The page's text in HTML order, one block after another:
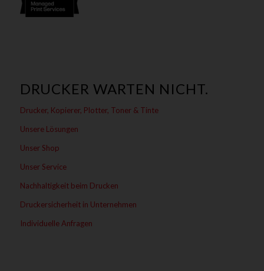
DRUCKER WARTEN NICHT.
Drucker, Kopierer, Plotter, Toner & Tinte
Unsere Lösungen
Unser Shop
Unser Service
Nachhaltigkeit beim Drucken
Druckersicherheit in Unternehmen
Individuelle Anfragen